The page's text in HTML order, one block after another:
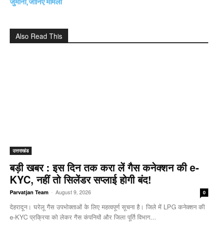
Also Read This
उत्तराखंड
बड़ी खबर : इस दिन तक करा लें गैस कनेक्शन की e-
KYC, नहीं तो सिलेंडर सप्लाई होगी बंद!
Parvatjan Team - August 9, 2026 0
देहरादून। घरेलू गैस उपभोक्ताओं के लिए महत्वपूर्ण सूचना है। जिले में LPG कनेक्शन की
e-KYC प्रक्रिया को लेकर गैस कंपनियों और जिला पूर्ति विभाग...